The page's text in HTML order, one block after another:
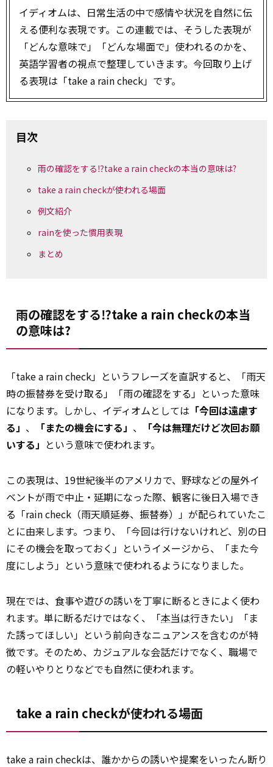
イディオムは、日常生活の中で感情や状況を自然に伝
える便利な表現です。この連載では、そうした表現が
「どんな意味で」「どんな場面で」使われるのかを、
英語学習者の視点で整理していきます。今回取り上げ
る表現は「take a rain check」です。
目次
雨の確認をする⁉take a rain checkの本当の意味は?
take a rain checkが使われる場面
例文紹介
rainを使った慣用表現
まとめ
雨の確認をする⁉take a rain checkの本当
の意味は?
「take a rain check」というフレーズを直訳すると、「雨天
時の振替券を受け取る」「雨の確認をする」といった意味
になります。しかし、イディオムとしては 「今回は遠慮す
る」 、 「またの機会にする」 、
「今は無理だけど次回お願
いする」 という意味で使われます。
この表現は、19世紀後半のアメリカで、野球などの屋外イ
ベントが雨で中止・延期になった際、観客に後日入場でき
る「rain check（雨天順延券、振替券）」が配られていたこ
とに由来します。つまり、「今回は行けないけれど、別の日
にその機会を取っておく」というイメージから、「また今
度にしよう」という意味で使われるようになりました。
現在では、食事や遊びの誘いを丁寧に断るときによく使わ
れます。単に断るだけではなく、「本当は行きたい」「ま
た誘ってほしい」という前向きなニュアンスを含むのが特
徴です。そのため、カジュアルな会話だけでなく、職場で
の軽いやりとりなどでも自然に使われます。
take a rain checkが使われる場面
take a rain checkは、誰かからの誘いや提案をいったん断り